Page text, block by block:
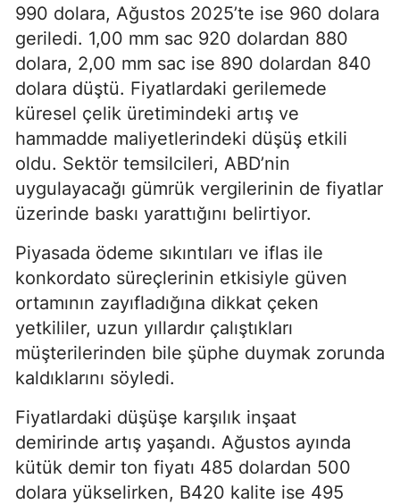
990 dolara, Ağustos 2025’te ise 960 dolara
geriledi. 1,00 mm sac 920 dolardan 880
dolara, 2,00 mm sac ise 890 dolardan 840
dolara düştü. Fiyatlardaki gerilemede
küresel çelik üretimindeki artış ve
hammadde maliyetlerindeki düşüş etkili
oldu. Sektör temsilcileri, ABD’nin
uygulayacağı gümrük vergilerinin de fiyatlar
üzerinde baskı yarattığını belirtiyor.
Piyasada ödeme sıkıntıları ve iflas ile
konkordato süreçlerinin etkisiyle güven
ortamının zayıfladığına dikkat çeken
yetkililer, uzun yıllardır çalıştıkları
müşterilerinden bile şüphe duymak zorunda
kaldıklarını söyledi.
Fiyatlardaki düşüşe karşılık inşaat
demirinde artış yaşandı. Ağustos ayında
kütük demir ton fiyatı 485 dolardan 500
dolara yükselirken, B420 kalite ise 495